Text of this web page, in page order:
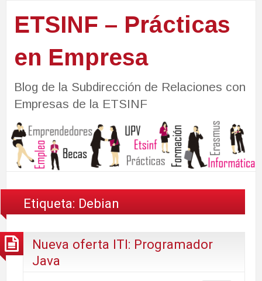
ETSINF – Prácticas
en Empresa
Blog de la Subdirección de Relaciones con
Empresas de la ETSINF
Etiqueta: Debian
Nueva oferta ITI: Programador
Java